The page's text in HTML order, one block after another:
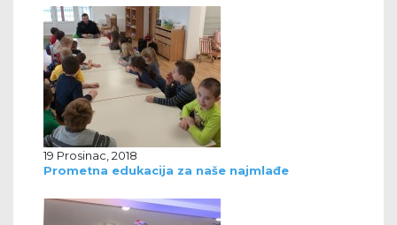
19 Prosinac, 2018
Prometna edukacija za naše najmlađe